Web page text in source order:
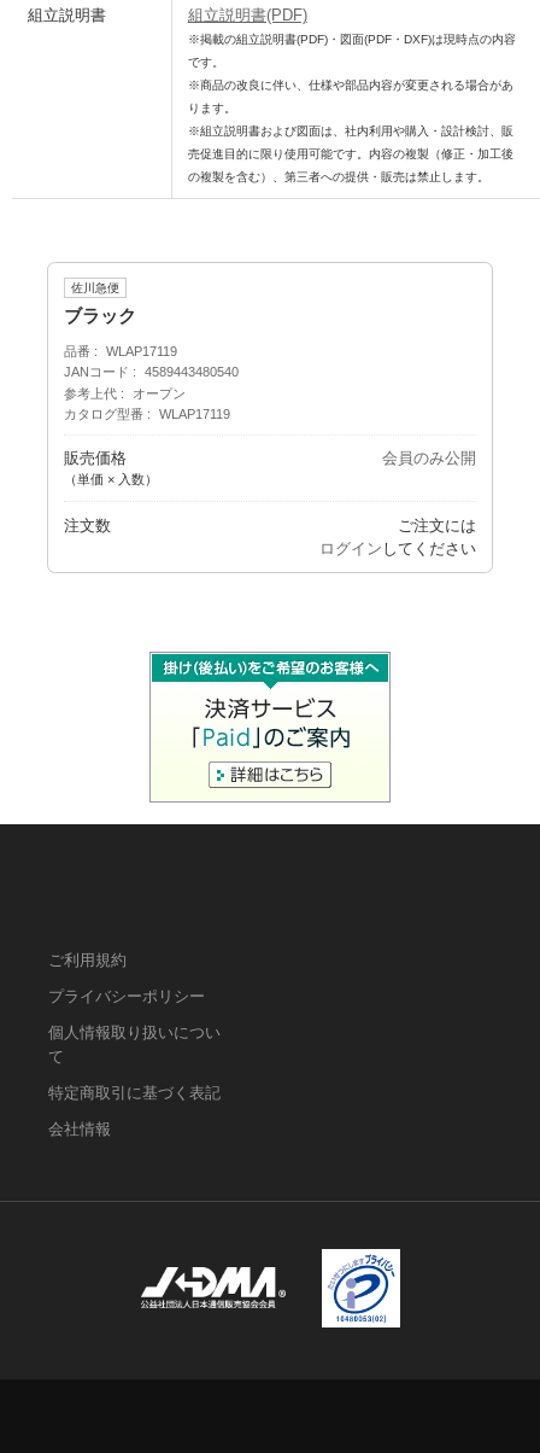
組立説明書 組立説明書(PDF)
※掲載の組立説明書(PDF)・図面(PDF・DXF)は現時点の内容
です。
※商品の改良に伴い、仕様や部品内容が変更される場合があ
ります。
※組立説明書および図面は、社内利用や購入・設計検討、販
売促進目的に限り使用可能です。内容の複製（修正・加工後
の複製を含む）、第三者への提供・販売は禁止します。
佐川急便
ブラック
品番
WLAP17119
JANコード
4589443480540
参考上代
オープン
カタログ型番
WLAP17119
販売価格
（単価 × 入数）
会員のみ公開
注文数
ご注文には
ログイン してください
ご利用規約
プライバシーポリシー
個人情報取り扱いについ
て
特定商取引に基づく表記
会社情報